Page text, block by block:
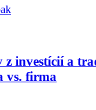
z investícií a
vs. firma